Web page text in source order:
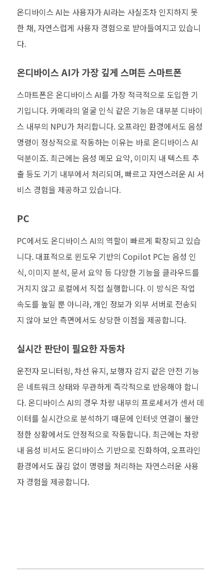
온디바이스 AI는 사용자가 AI라는 사실조차 인지하지 못
한 채, 자연스럽게 사용자 경험으로 받아들여지고 있습니
다.
온디바이스 AI가 가장 깊게 스며든 스마트폰
스마트폰은 온디바이스 AI를 가장 적극적으로 도입한 기
기입니다. 카메라의 얼굴 인식 같은 기능은 대부분 디바이
스 내부의 NPU가 처리합니다. 오프라인 환경에서도 음성
명령이 정상적으로 작동하는 이유는 바로 온디바이스 AI
덕분이죠. 최근에는 음성 메모 요약, 이미지 내 텍스트 추
출 등도 기기 내부에서 처리되며, 빠르고 자연스러운 AI 서
비스 경험을 제공하고 있습니다.
PC
PC에서도 온디바이스 AI의 역할이 빠르게 확장되고 있습
니다. 대표적으로 윈도우 기반의 Copilot PC는 음성 인
식, 이미지 분석, 문서 요약 등 다양한 기능을 클라우드를
거치지 않고 로컬에서 직접 실행합니다. 이 방식은 작업
속도를 높일 뿐 아니라, 개인 정보가 외부 서버로 전송되
지 않아 보안 측면에서도 상당한 이점을 제공합니다.
실시간 판단이 필요한 자동차
운전자 모니터링, 차선 유지, 보행자 감지 같은 안전 기능
은 네트워크 상태와 무관하게 즉각적으로 반응해야 합니
다. 온디바이스 AI의 경우 차량 내부의 프로세서가 센서 데
이터를 실시간으로 분석하기 때문에 인터넷 연결이 불안
정한 상황에서도 안정적으로 작동합니다. 최근에는 차량
내 음성 비서도 온디바이스 기반으로 진화하여, 오프라인
환경에서도 끊김 없이 명령을 처리하는 자연스러운 사용
자 경험을 제공합니다.